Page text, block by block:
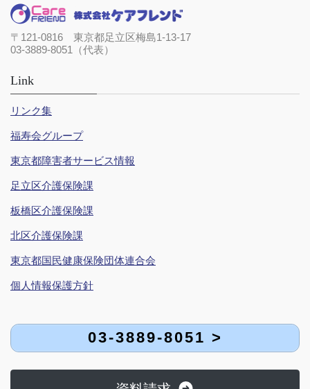
〒121-0816 東京都足立区梅島1-13-17
03-3889-8051（代表）
Link
リンク集
福寿会グループ
東京都障害者サービス情報
足立区介護保険課
板橋区介護保険課
北区介護保険課
東京都国民健康保険団体連合会
個人情報保護方針
03-3889-8051 >